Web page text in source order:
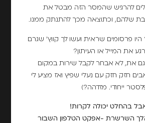
להרגיש שהמסר הזה מבטל את
שלהם, וכתוצאה מכך להתנתק ממנו.
פרסומים שראית ועשו לך קווץ' שגרם
את המייל או העיתון?
גם את, לא אבחר לקבל שירות במקום
חזק חזק עם נעלי שפיץ ואז מציע לי
ייחודי. מזדהה?)
בהחלט יכולה לקרות!
השרשרת -אפקט הטלפון השבור